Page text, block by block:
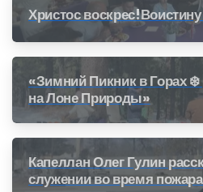
Христос
«Зимний Пикник в Горах
на Лоне Природы»
Капеллан Олег Гулин
служении во время